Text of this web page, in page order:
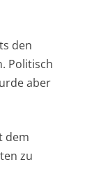
den
Politisch
aber
dem
zu